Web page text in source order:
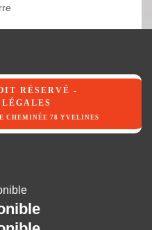
RÉSERVÉ -
CHEMINÉE 78 YVELINES